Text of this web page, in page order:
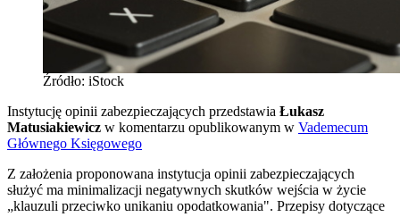
Źródło: iStock
Instytucję opinii zabezpieczających przedstawia Łukasz
Matusiakiewicz w komentarzu opublikowanym w Vademecum
Głównego Księgowego
Z założenia proponowana instytucja opinii zabezpieczających
służyć ma minimalizacji negatywnych skutków wejścia w życie
„klauzuli przeciwko unikaniu opodatkowania". Przepisy dotyczące